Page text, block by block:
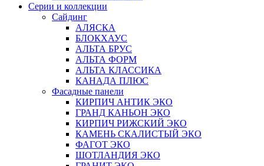
Серии и коллекции
Сайдинг
АЛЯСКА
БЛОКХАУС
АЛЬТА БРУС
АЛЬТА ФОРМ
АЛЬТА КЛАССИКА
КАНАДА ПЛЮС
Фасадные панели
КИРПИЧ АНТИК ЭКО
ГРАНД КАНЬОН ЭКО
КИРПИЧ РИЖСКИЙ ЭКО
КАМЕНЬ СКАЛИСТЫЙ ЭКО
ФАГОТ ЭКО
ШОТЛАНДИЯ ЭКО